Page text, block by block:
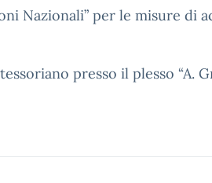
Nazionali” per le misure
presso il plesso “A.